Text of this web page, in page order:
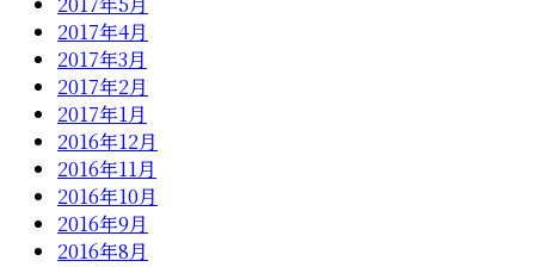
2017年4月
2017年3月
2017年2月
2017年1月
2016年12月
2016年11月
2016年10月
2016年9月
2016年8月